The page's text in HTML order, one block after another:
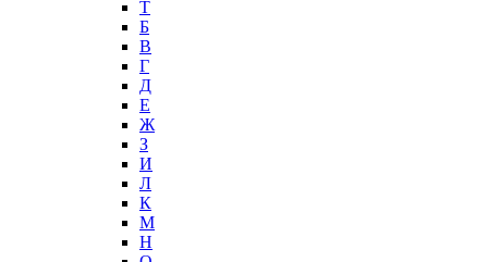
T
Б
В
Г
Д
Е
Ж
З
И
Л
К
М
Н